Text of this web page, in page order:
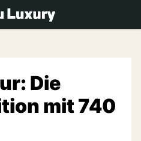
Die
mit 740